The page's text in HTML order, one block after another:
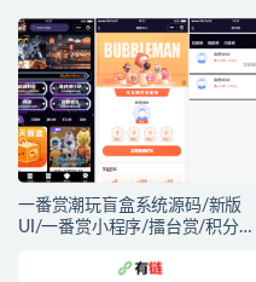
一番赏潮玩盲盒系统源码/新版
UI/一番赏小程序/擂台赏/积分赏/